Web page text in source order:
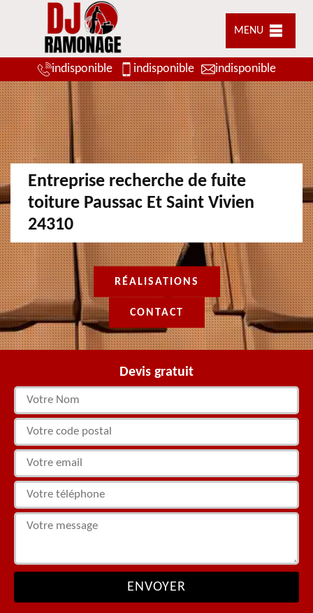
MENU
indisponible indisponible indisponible
Entreprise recherche de fuite
toiture Paussac Et Saint Vivien
24310
RÉALISATIONS
CONTACT
Devis gratuit